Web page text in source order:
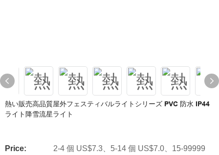
熱い販売高品質屋外フェスティバルライトシリーズ PVC 防水 IP44
ライト降雪流星ライト
Price:
2-4 個 US$7.3、5-14 個 US$7.0、15-99999